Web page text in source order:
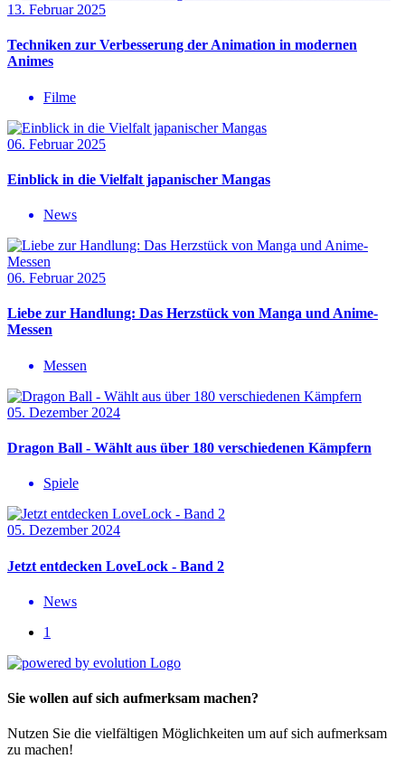
13. Februar 2025
Techniken zur Verbesserung der Animation in modernen
Animes
Filme
06. Februar 2025
Einblick in die Vielfalt japanischer Mangas
News
06. Februar 2025
Liebe zur Handlung: Das Herzstück von Manga und Anime-
Messen
Messen
05. Dezember 2024
Dragon Ball - Wählt aus über 180 verschiedenen Kämpfern
Spiele
05. Dezember 2024
Jetzt entdecken LoveLock - Band 2
News
1
Sie wollen auf sich aufmerksam machen?
Nutzen Sie die vielfältigen Möglichkeiten um auf sich aufmerksam
zu machen!